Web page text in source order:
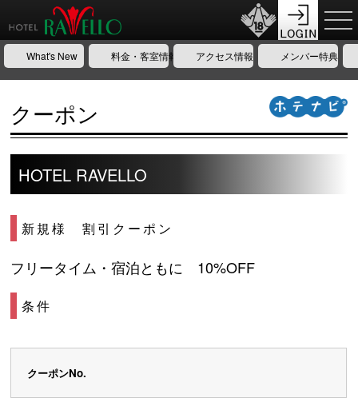
What's New 料金・客室情報 アクセス情報 メンバー特典
クーポン
HOTEL RAVELLO
新規様 割引クーポン
フリータイム・宿泊ともに　10%OFF
条件
クーポンNo.